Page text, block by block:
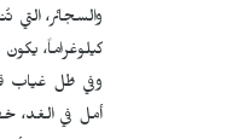
كيلوغراماً،
وفي ظل غياب
أمل في الغد،